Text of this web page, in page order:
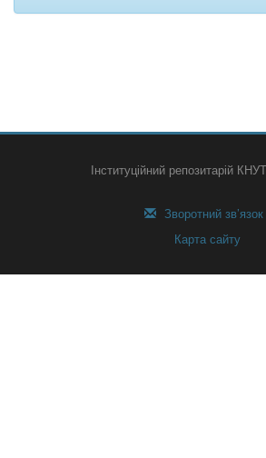
Інституційний репозитарій
Зворотний зв’язок
Карта сайту